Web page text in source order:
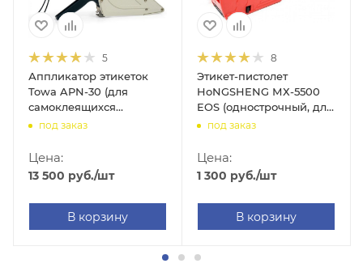
5
Аппликатор этикеток
Towa APN-30 (для
самоклеящихся
этикеток)
под заказ
Цена:
13 500 руб./шт
В корзину
8
Этикет-пистолет
HoNGSHENG МХ-5500
EOS (однострочный, для
самоклеящихся
под заказ
Цена:
1 300 руб./шт
В корзину